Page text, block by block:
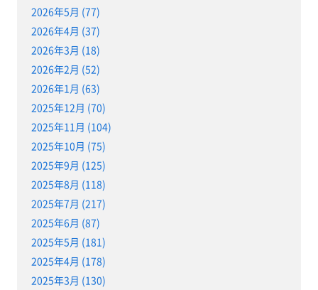
2026年5月 (77)
2026年4月 (37)
2026年3月 (18)
2026年2月 (52)
2026年1月 (63)
2025年12月 (70)
2025年11月 (104)
2025年10月 (75)
2025年9月 (125)
2025年8月 (118)
2025年7月 (217)
2025年6月 (87)
2025年5月 (181)
2025年4月 (178)
2025年3月 (130)